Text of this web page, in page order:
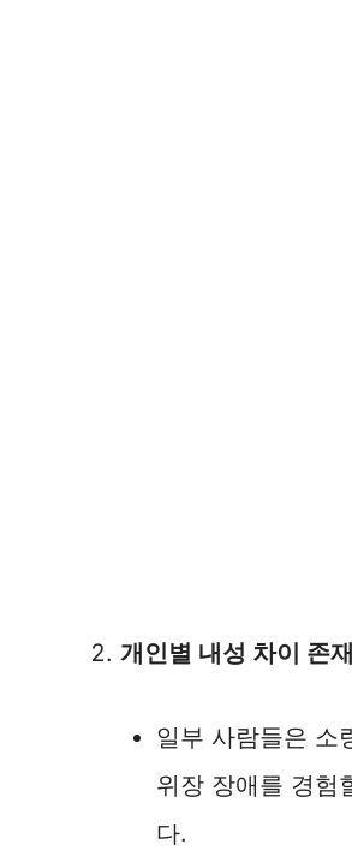
개인별 내성 차이 존재
일부 사람들은 소
위장 장애를 경험
다.